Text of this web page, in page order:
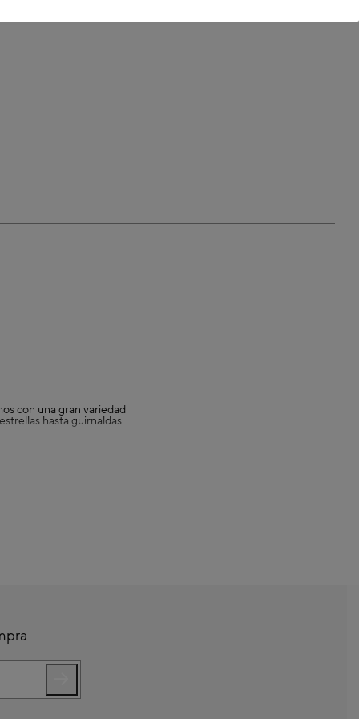
con una gran variedad
hasta guirnaldas
y necesidades. Y si